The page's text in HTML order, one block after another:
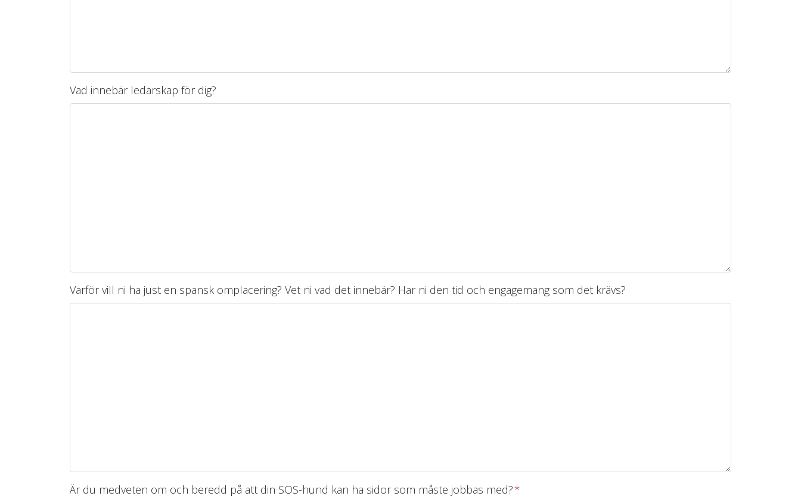
Vad innebär ledarskap för dig?
Varför vill ni ha just en spansk omplacering? Vet ni vad det innebär? Har ni den tid och engagemang som det krävs?
Är du medveten om och beredd på att din SOS-hund kan ha sidor som måste jobbas med?*